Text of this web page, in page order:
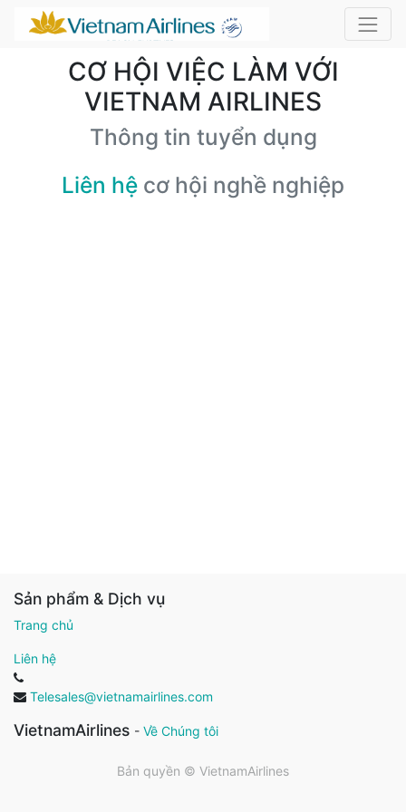
CƠ HỘI VIỆC LÀM VỚI
VIETNAM AIRLINES
Thông tin tuyển dụng
Liên hệ cơ hội nghề nghiệp
Sản phẩm & Dịch vụ
Trang chủ
Liên hệ
Telesales@vietnamairlines.com
VietnamAirlines - Về Chúng tôi
Bản quyền © VietnamAirlines